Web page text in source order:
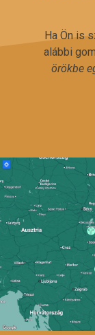
Ha Ön is
alábbi
örökbe